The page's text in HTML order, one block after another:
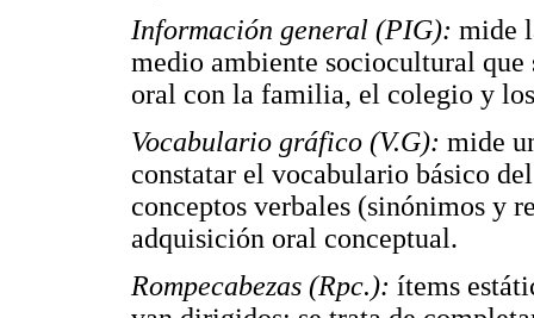
Información general (PIG): mide
medio ambiente sociocultural
oral con la familia, el colegio y
Vocabulario gráfico (V.G): mide
constatar el vocabulario básico
conceptos verbales (sinónimos y
adquisición oral conceptual.
Rompecabezas (Rpc.): ítems